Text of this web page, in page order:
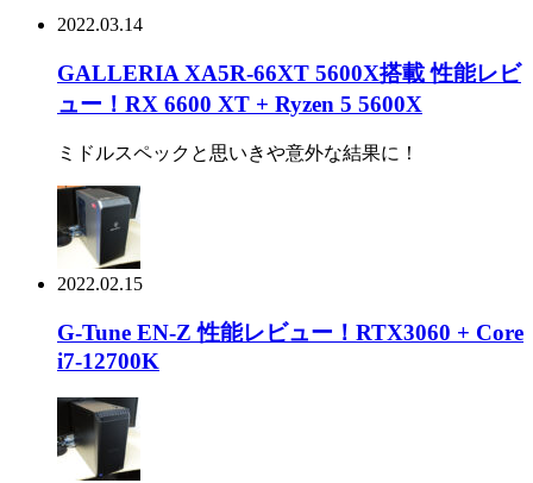
2022.03.14
GALLERIA XA5R-66XT 5600X搭載 性能レビ
ュー！RX 6600 XT + Ryzen 5 5600X
ミドルスペックと思いきや意外な結果に！
2022.02.15
G-Tune EN-Z 性能レビュー！RTX3060 + Core
i7-12700K